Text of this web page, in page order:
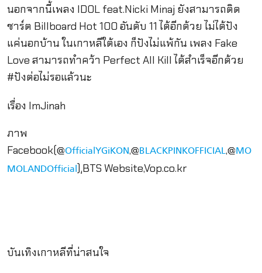
นอกจากนี้เพลง IDOL feat.Nicki Minaj ยังสามารถติด
ชาร์ต Billboard Hot 100 อันดับ 11 ได้อีกด้วย ไม่ได้ปัง
แค่นอกบ้าน ในเกาหลีใต้เอง ก็ปังไม่แพ้กัน เพลง Fake
Love สามารถทำคว้า Perfect All Kill ได้สำเร็จอีกด้วย
#ปังต่อไม่รอแล้วนะ
เรื่อง ImJinah
ภาพ
Facebook(@OfficialYGiKON,@BLACKPINKOFFICIAL,@MO
MOLANDOfficial),ฺBTS Website,Vop.co.kr
บันเทิงเกาหลีที่น่าสนใจ